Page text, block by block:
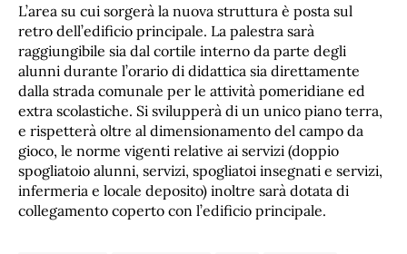
L’area su cui sorgerà la nuova struttura è posta sul
retro dell’edificio principale. La palestra sarà
raggiungibile sia dal cortile interno da parte degli
alunni durante l’orario di didattica sia direttamente
dalla strada comunale per le attività pomeridiane ed
extra scolastiche. Si svilupperà di un unico piano terra,
e rispetterà oltre al dimensionamento del campo da
gioco, le norme vigenti relative ai servizi (doppio
spogliatoio alunni, servizi, spogliatoi insegnati e servizi,
infermeria e locale deposito) inoltre sarà dotata di
collegamento coperto con l’edificio principale.